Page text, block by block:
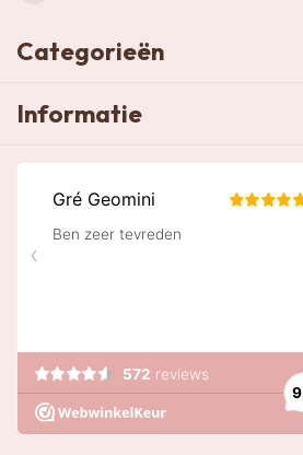
Categorieën
Informatie